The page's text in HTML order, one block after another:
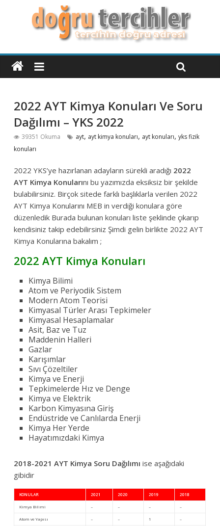
2022 AYT Kimya Konuları Ve Soru
Dağılımı – YKS 2022
39351 Okuma ayt, ayt kimya konuları, ayt konuları,yks fizik
konuları
2022 YKS’ye hazırlanan adayların sürekli aradığı 2022
AYT Kimya Konularını bu yazımızda eksiksiz bir şekilde
bulabilirsiniz. Birçok sitede farklı başlıklarla verilen 2022
AYT Kimya Konularını MEB in verdiği konulara göre
düzenledik Burada bulunan konuları liste şeklinde çıkarıp
kendisiniz takip edebilirsiniz Şimdi gelin birlikte 2022 AYT
Kimya Konularına bakalım ;
2022 AYT Kimya Konuları
Kimya Bilimi
Atom ve Periyodik Sistem
Modern Atom Teorisi
Kimyasal Türler Arası Tepkimeler
Kimyasal Hesaplamalar
Asit, Baz ve Tuz
Maddenin Halleri
Gazlar
Karışımlar
Sıvı Çözeltiler
Kimya ve Enerji
Tepkimelerde Hız ve Denge
Kimya ve Elektrik
Karbon Kimyasına Giriş
Endüstride ve Canlılarda Enerji
Kimya Her Yerde
Hayatımızdaki Kimya
2018-2021 AYT Kimya Soru Dağılımı ise aşağıdaki
gibidir
KONULAR 2021 2020 2019 2018
Kimya Bilimi – – – –
Atom ve Yapısı – – 1 –